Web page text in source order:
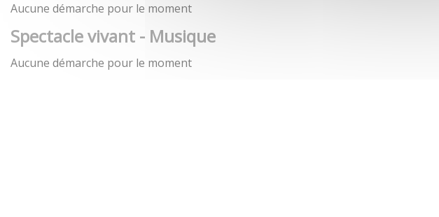
Aucune démarche pour le moment
Spectacle vivant - Musique
Aucune démarche pour le moment